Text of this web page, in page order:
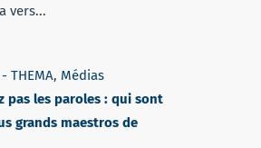
vers...
- THEMA, Médias
pas les paroles : qui sont
grands maestros de